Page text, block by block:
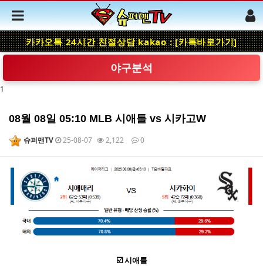
카카오톡 24시간 친절상담 kakao : [카톡바로가기]
야구분석
1
08월 08일 05:10 MLB 시애틀 vs 시카고W
슈퍼맨TV 25-08-07 2,122 0
본문
☑️ 시애틀